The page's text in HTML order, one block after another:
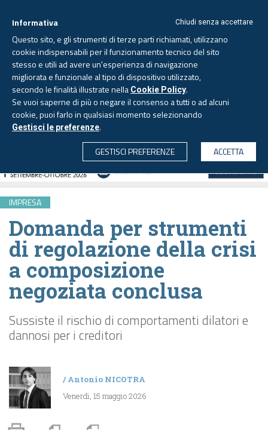
CERCA
Domenica, 9 agosto 2026
IMPRESA
Domanda per strumenti
di regolazione della crisi
a composizione
negoziata conclusa
Sussiste il rischio di comportamenti dilatori e
dannosi per i creditori
/Antonio NICOTRA
Venerdì, 15 maggio 2026
Chiudi senza accettare
Informativa
Questo sito, e gli strumenti di terze parti richiamati, utilizzano
cookie indispensabili per il funzionamento tecnico del sito
stesso e utili ad avere un'esperienza di navigazione
migliorata e funzionale al tipo di dispositivo utilizzato,
secondo le finalità illustrate nella Cookie Policy.
Se vuoi saperne di più o negare il consenso a tutti o ad alcuni
cookie, puoi farlo in qualsiasi momento selezionando
Gestisci le preferenze.
GESTISCI PREFERENZE
ACCETTA